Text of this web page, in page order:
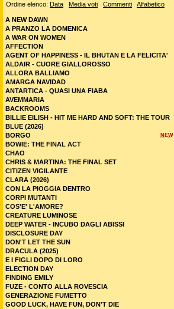
Ordine elenco: Data Media voti Commenti Alfabetico
A NEW DAWN
A PRANZO LA DOMENICA
A WAR ON WOMEN
AFFECTION
AGENT OF HAPPINESS - IL BHUTAN E LA FELICITA'
ALDAIR - CUORE GIALLOROSSO
ALLORA BALLIAMO
AMARGA NAVIDAD
ANTARTICA - QUASI UNA FIABA
AVEMMARIA
BACKROOMS
BILLIE EILISH - HIT ME HARD AND SOFT: THE TOUR
BLUE (2026)
NEW
BORGO
BOWIE: THE FINAL ACT
CHAO
CHRIS & MARTINA: THE FINAL SET
CITIZEN VIGILANTE
CLARA (2026)
CON LA PIOGGIA DENTRO
CORPI MUTANTI
COS'E' L'AMORE?
CREATURE LUMINOSE
DEEP WATER - INCUBO DAGLI ABISSI
DISCLOSURE DAY
DON'T LET THE SUN
DRACULA (2025)
E I FIGLI DOPO DI LORO
ELECTION DAY
FINDING EMILY
FUZE - CONTO ALLA ROVESCIA
GENERAZIONE FUMETTO
GOOD LUCK, HAVE FUN, DON’T DIE